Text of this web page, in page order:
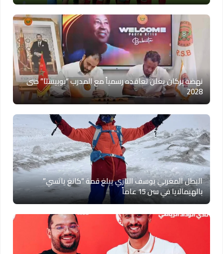
نهضة بركان يعلن تعاقده رسمياً مع المدرب “بوبيستا” حتى
2028
البطل المغربي يوسف التازي يبلغ قمة “كانغ ياتسي”
بالهيمالايا في سن 15 عاماً